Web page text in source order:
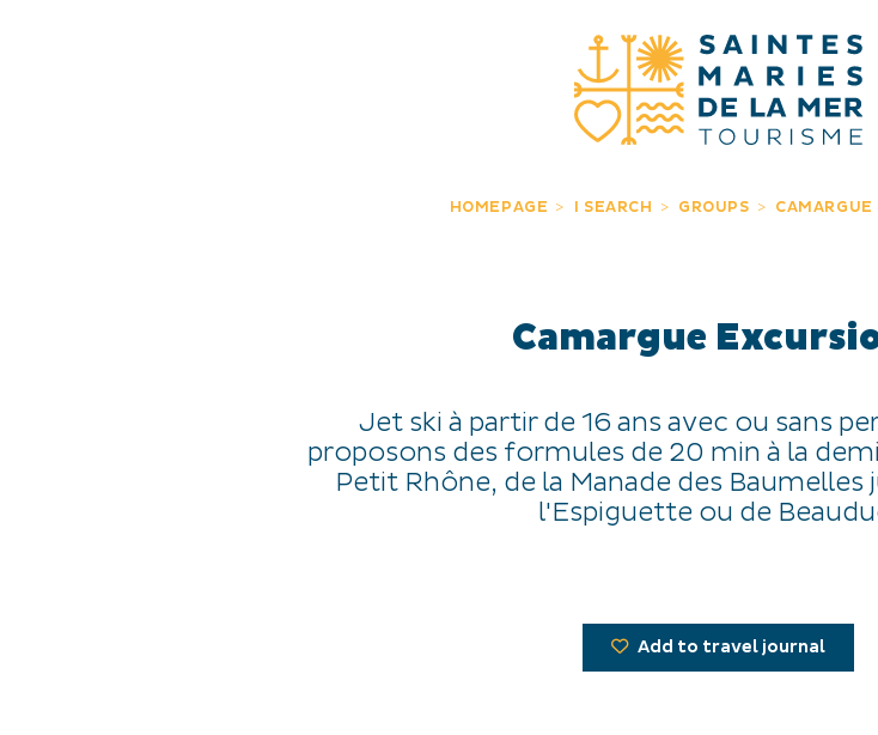
HOMEPAGE I SEARCH GROUPS
Camargue
Jet ski à partir de 16 ans avec ou sans
proposons des formules de 20 min à la
Petit Rhône, de la Manade des Baumelles
l'Espiguette ou de
Add to travel journal